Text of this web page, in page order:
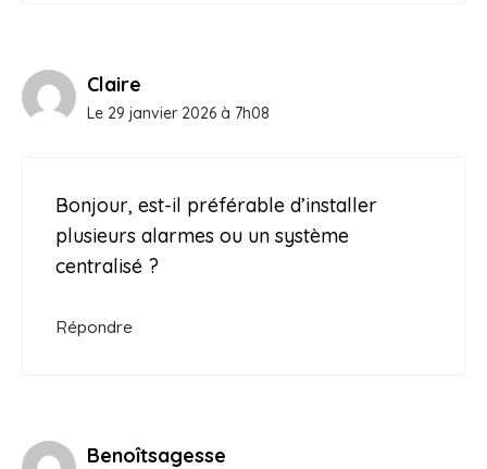
Claire
Le 29 janvier 2026 à 7h08
Bonjour, est-il préférable d’installer
plusieurs alarmes ou un système
centralisé ?
Répondre
Benoîtsagesse